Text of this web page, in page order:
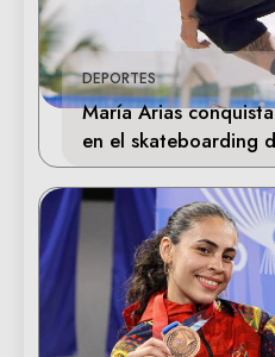
DEPORTES
María Arias
en el skateboarding
Centroamericanos